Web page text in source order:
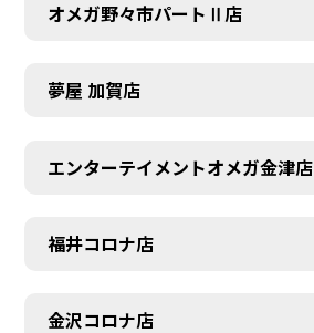
オメガ野々市パートⅡ店
夢屋 加賀店
エンターテイメントオメガ金津店
福井コロナ店
金沢コロナ店